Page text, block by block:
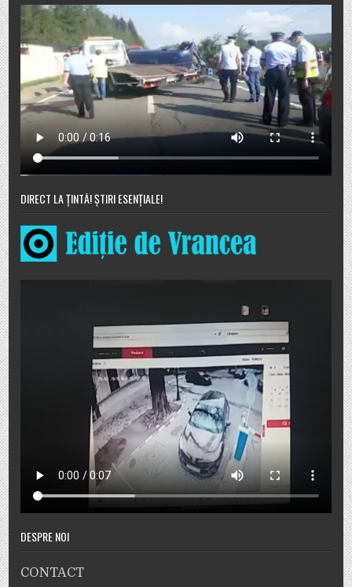
DIRECT LA ȚINTĂ! ȘTIRI ESENȚIALE!
DESPRE NOI
CONTACT